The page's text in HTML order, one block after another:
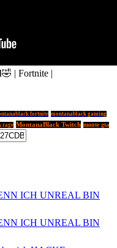
| Fortnite |
fortnite montanablack gaming
rage MontanaBlack Twitch monte gta
ICH UNREAL BIN
ICH UNREAL BIN